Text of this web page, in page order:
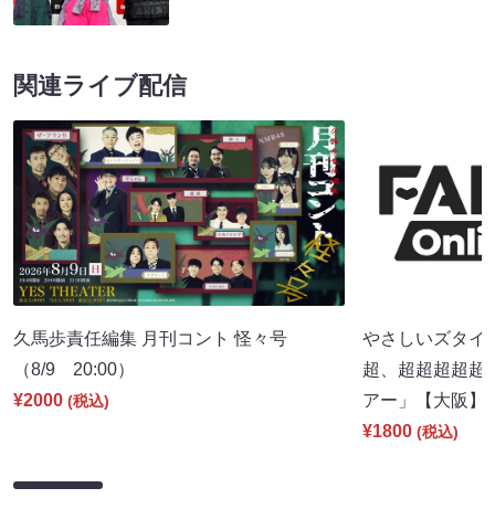
関連ライブ配信
久馬歩責任編集 月刊コント 怪々号
（8/9 20:00）
¥2000 (税込)
やさしいズタイ
超、超超超超超
アー」【大阪
¥1800 (税込)